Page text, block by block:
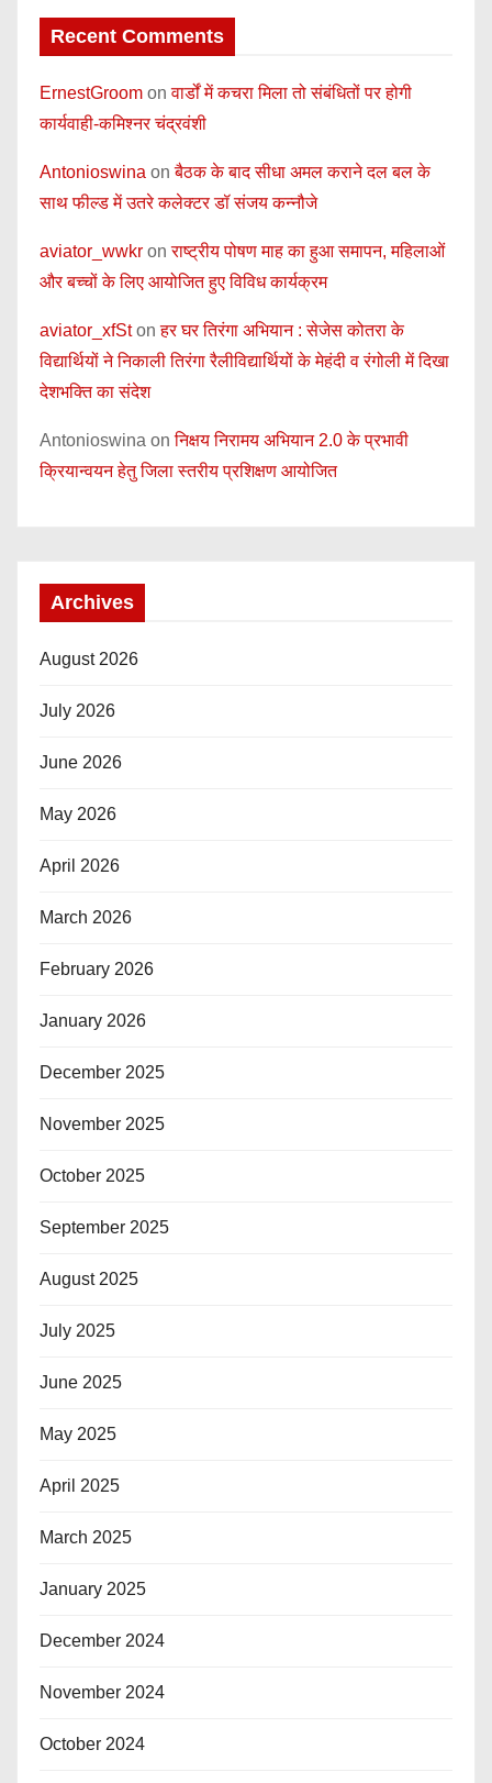
Recent Comments
ErnestGroom onवार्डों में कचरा मिला तो संबंधितों पर होगी
कार्यवाही-कमिश्नर चंद्रवंशी
Antonioswina onबैठक के बाद सीधा अमल कराने दल बल के
साथ फील्ड में उतरे कलेक्टर डॉ संजय कन्नौजे
aviator_wwkr onराष्ट्रीय पोषण माह का हुआ समापन, महिलाओं
और बच्चों के लिए आयोजित हुए विविध कार्यक्रम
aviator_xfStonहर घर तिरंगा अभियान : सेजेस कोतरा के
विद्यार्थियों ने निकाली तिरंगा रैलीविद्यार्थियों के मेहंदी व रंगोली में दिखा
देशभक्ति का संदेश
Antonioswina onनिक्षय निरामय अभियान 2.0 के प्रभावी
क्रियान्वयन हेतु जिला स्तरीय प्रशिक्षण आयोजित
Archives
August 2026
July 2026
June 2026
May 2026
April 2026
March 2026
February 2026
January 2026
December 2025
November 2025
October 2025
September 2025
August 2025
July 2025
June 2025
May 2025
April 2025
March 2025
January 2025
December 2024
November 2024
October 2024